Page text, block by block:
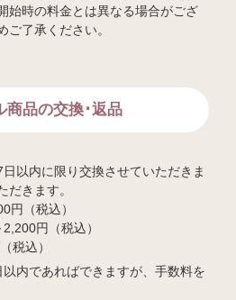
始時の料金とは異なる場合がござ
ご了承ください。
商品の交換･返品
以内に限り交換させていただきま
だきます。
円（税込）
円（税込）
税込）
内であればできますが、手数料を